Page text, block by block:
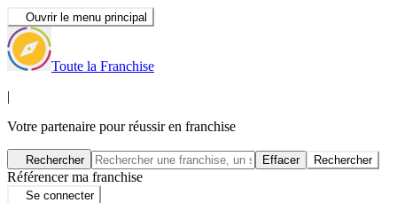
Ouvrir le menu principal
Toute la Franchise
|
Votre partenaire pour réussir en franchise
Rechercher Effacer Rechercher
Référencer ma franchise
Se connecter